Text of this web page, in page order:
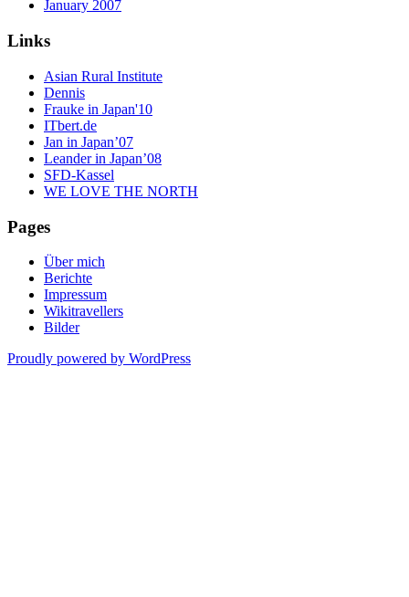
January 2007
Links
Asian Rural Institute
Dennis
Frauke in Japan'10
ITbert.de
Jan in Japan’07
Leander in Japan’08
SFD-Kassel
WE LOVE THE NORTH
Pages
Über mich
Berichte
Impressum
Wikitravellers
Bilder
Proudly powered by WordPress